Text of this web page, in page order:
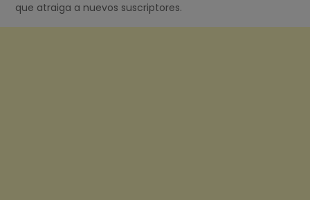
que atraiga a nuevos suscriptores.